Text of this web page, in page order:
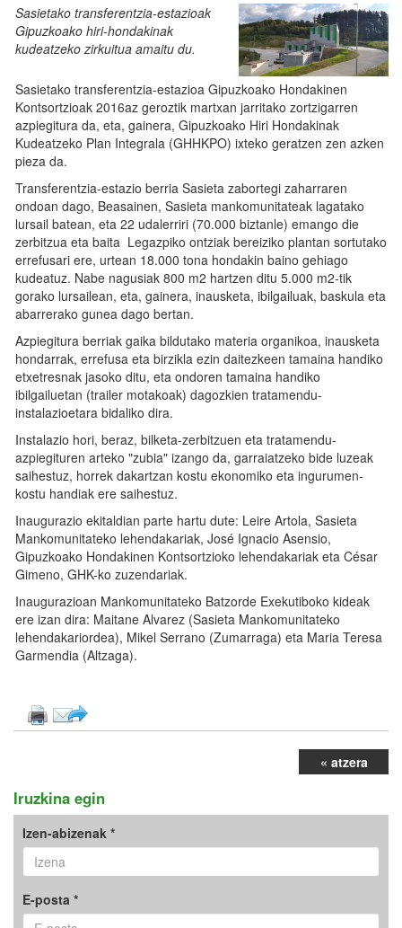
Sasietako transferentzia-estazioak
Gipuzkoako hiri-hondakinak
kudeatzeko zirkuitua amaitu du.
Sasietako transferentzia-estazioa Gipuzkoako Hondakinen
Kontsortzioak 2016az geroztik martxan jarritako zortzigarren
azpiegitura da, eta, gainera, Gipuzkoako Hiri Hondakinak
Kudeatzeko Plan Integrala (GHHKPO) ixteko geratzen zen azken
pieza da.
Transferentzia-estazio berria Sasieta zabortegi zaharraren
ondoan dago, Beasainen, Sasieta mankomunitateak lagatako
lursail batean, eta 22 udalerriri (70.000 biztanle) emango die
zerbitzua eta baita Legazpiko ontziak bereiziko plantan sortutako
errefusari ere, urtean 18.000 tona hondakin baino gehiago
kudeatuz. Nabe nagusiak 800 m2 hartzen ditu 5.000 m2-tik
gorako lursailean, eta, gainera, inausketa, ibilgailuak, baskula eta
abarrerako gunea dago bertan.
Azpiegitura berriak gaika bildutako materia organikoa, inausketa
hondarrak, errefusa eta birzikla ezin daitezkeen tamaina handiko
etxetresnak jasoko ditu, eta ondoren tamaina handiko
ibilgailuetan (trailer motakoak) dagozkien tratamendu-
instalazioetara bidaliko dira.
Instalazio hori, beraz, bilketa-zerbitzuen eta tratamendu-
azpiegituren arteko "zubia" izango da, garraiatzeko bide luzeak
saihestuz, horrek dakartzan kostu ekonomiko eta ingurumen-
kostu handiak ere saihestuz.
Inaugurazio ekitaldian parte hartu dute: Leire Artola, Sasieta
Mankomunitateko lehendakariak, José Ignacio Asensio,
Gipuzkoako Hondakinen Kontsortzioko lehendakariak eta César
Gimeno, GHK-ko zuzendariak.
Inaugurazioan Mankomunitateko Batzorde Exekutiboko kideak
ere izan dira: Maitane Alvarez (Sasieta Mankomunitateko
lehendakariordea), Mikel Serrano (Zumarraga) eta Maria Teresa
Garmendia (Altzaga).
« atzera
Iruzkina egin
Izen-abizenak *
E-posta *